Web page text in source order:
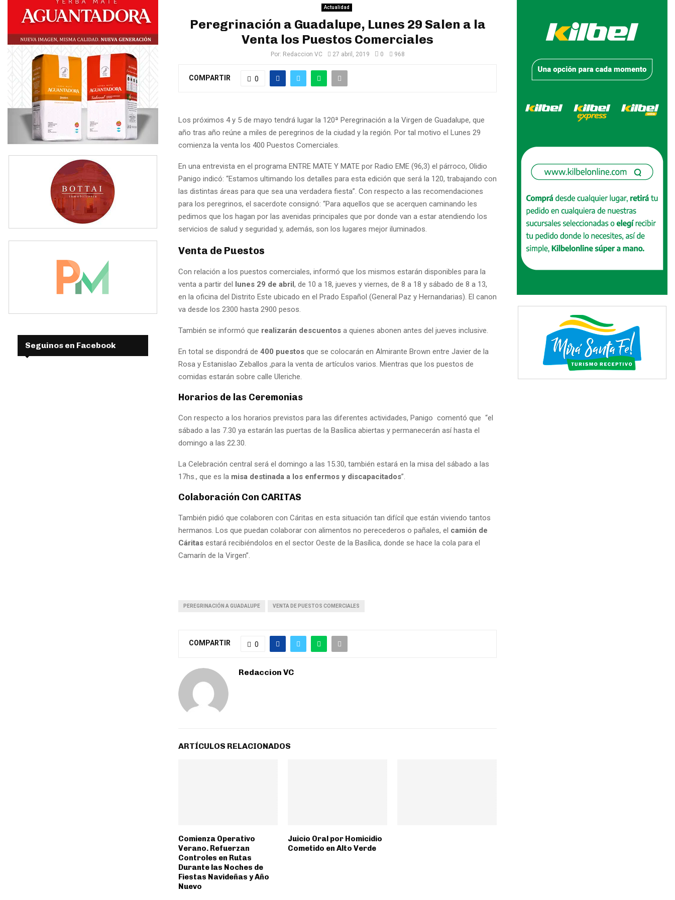
Actualidad
Peregrinación a Guadalupe, Lunes 29 Salen a la
Venta los Puestos Comerciales
Por: Redaccion VC 27 abril, 2019 0 968
COMPARTIR 0
Los próximos 4 y 5 de mayo tendrá lugar la 120ª Peregrinación a la Virgen de Guadalupe, que
año tras año reúne a miles de peregrinos de la ciudad y la región. Por tal motivo el Lunes 29
comienza la venta los 400 Puestos Comerciales.
En una entrevista en el programa ENTRE MATE Y MATE por Radio EME (96,3) el párroco, Olidio
Panigo indicó: “Estamos ultimando los detalles para esta edición que será la 120, trabajando con
las distintas áreas para que sea una verdadera fiesta”. Con respecto a las recomendaciones
para los peregrinos, el sacerdote consignó: “Para aquellos que se acerquen caminando les
pedimos que los hagan por las avenidas principales que por donde van a estar atendiendo los
servicios de salud y seguridad y, además, son los lugares mejor iluminados.
Venta de Puestos
Con relación a los puestos comerciales, informó que los mismos estarán disponibles para la
venta a partir del lunes 29 de abril, de 10 a 18, jueves y viernes, de 8 a 18 y sábado de 8 a 13,
en la oficina del Distrito Este ubicado en el Prado Español (General Paz y Hernandarias). El canon
va desde los 2300 hasta 2900 pesos.
También se informó que realizarán descuentos a quienes abonen antes del jueves inclusive.
En total se dispondrá de 400 puestos que se colocarán en Almirante Brown entre Javier de la
Rosa y Estanislao Zeballos ,para la venta de artículos varios. Mientras que los puestos de
comidas estarán sobre calle Uleriche.
Horarios de las Ceremonias
Con respecto a los horarios previstos para las diferentes actividades, Panigo comentó que “el
sábado a las 7.30 ya estarán las puertas de la Basílica abiertas y permanecerán así hasta el
domingo a las 22.30.
La Celebración central será el domingo a las 15.30, también estará en la misa del sábado a las
17hs., que es la misa destinada a los enfermos y discapacitados”.
Colaboración Con CARITAS
También pidió que colaboren con Cáritas en esta situación tan difícil que están viviendo tantos
hermanos. Los que puedan colaborar con alimentos no perecederos o pañales, el camión de
Cáritas estará recibiéndolos en el sector Oeste de la Basílica, donde se hace la cola para el
Camarín de la Virgen”.
PEREGRINACIÓN A GUADALUPE VENTA DE PUESTOS COMERCIALES
COMPARTIR 0
Redaccion VC
ARTÍCULOS RELACIONADOS
Comienza Operativo
Verano. Refuerzan
Controles en Rutas
Durante las Noches de
Fiestas Navideñas y Año
Nuevo
Juicio Oral por Homicidio
Cometido en Alto Verde
Seguinos en Facebook